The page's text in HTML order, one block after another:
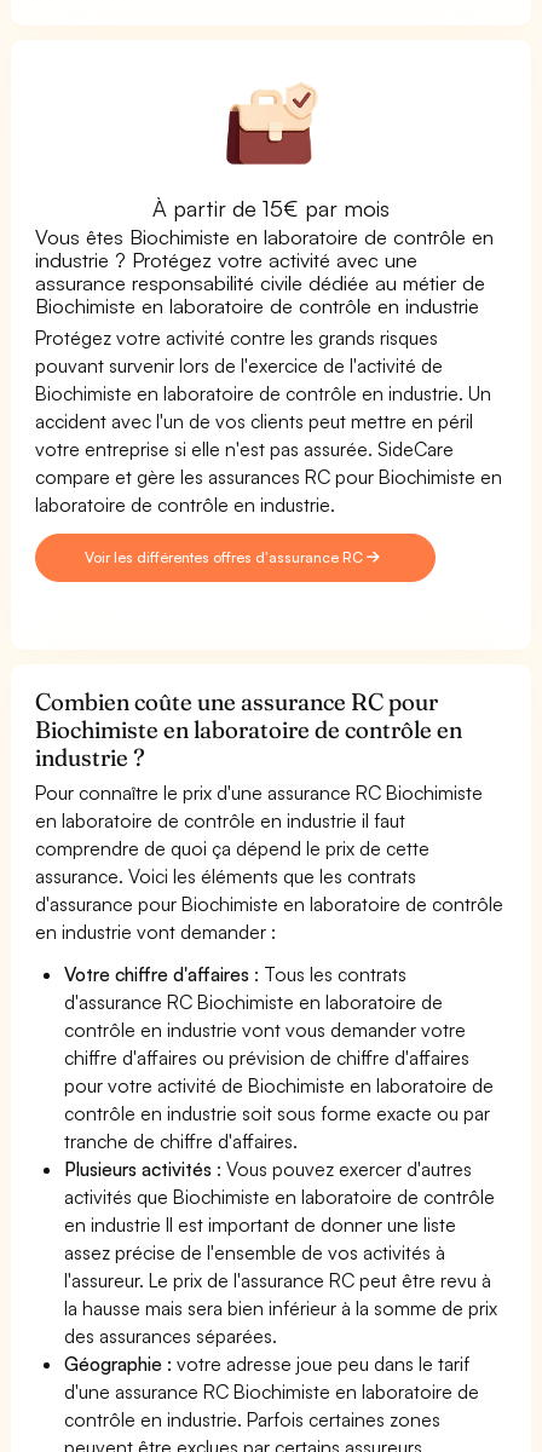
À partir de 15€ par mois
Vous êtes Biochimiste en laboratoire de contrôle en
industrie ? Protégez votre activité avec une
assurance responsabilité civile dédiée au métier de
Biochimiste en laboratoire de contrôle en industrie
Protégez votre activité contre les grands risques
pouvant survenir lors de l'exercice de l'activité de
Biochimiste en laboratoire de contrôle en industrie. Un
accident avec l'un de vos clients peut mettre en péril
votre entreprise si elle n'est pas assurée. SideCare
compare et gère les assurances RC pour Biochimiste en
laboratoire de contrôle en industrie.
Voir les différentes offres d'assurance RC
Combien coûte une assurance RC pour
Biochimiste en laboratoire de contrôle en
industrie ?
Pour connaître le prix d'une assurance RC Biochimiste
en laboratoire de contrôle en industrie il faut
comprendre de quoi ça dépend le prix de cette
assurance. Voici les éléments que les contrats
d'assurance pour Biochimiste en laboratoire de contrôle
en industrie vont demander :
Votre chiffre d'affaires : Tous les contrats
d'assurance RC Biochimiste en laboratoire de
contrôle en industrie vont vous demander votre
chiffre d'affaires ou prévision de chiffre d'affaires
pour votre activité de Biochimiste en laboratoire de
contrôle en industrie soit sous forme exacte ou par
tranche de chiffre d'affaires.
Plusieurs activités : Vous pouvez exercer d'autres
activités que Biochimiste en laboratoire de contrôle
en industrie Il est important de donner une liste
assez précise de l'ensemble de vos activités à
l'assureur. Le prix de l'assurance RC peut être revu à
la hausse mais sera bien inférieur à la somme de prix
des assurances séparées.
Géographie :votre adresse joue peu dans le tarif
d'une assurance RC Biochimiste en laboratoire de
contrôle en industrie. Parfois certaines zones
peuvent être exclues par certains assureurs.